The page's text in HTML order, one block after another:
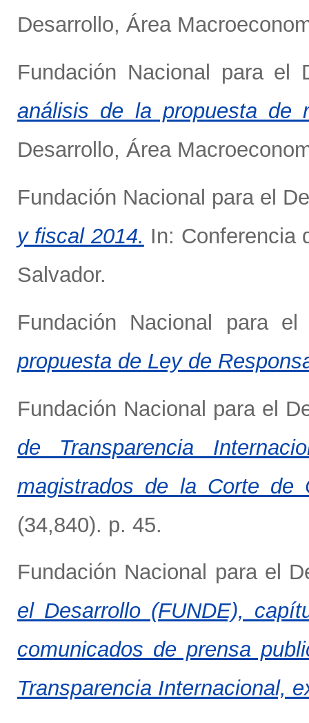
Desarrollo, Área
Fundación Nacional para el
análisis de la propuesta de
Desarrollo, Área
Fundación Nacional para el
y fiscal 2014. In: Conferencia
Salvador.
Fundación Nacional para el
propuesta de Ley de
Fundación Nacional para el
de Transparencia
magistrados de la Corte de
(34,840). p. 45.
Fundación Nacional para el
el Desarrollo (FUNDE),
comunicados de prensa
Transparencia Internacional,